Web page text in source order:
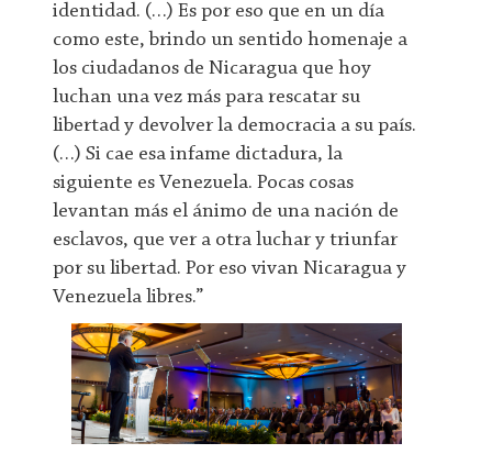
identidad. (…) Es por eso que en un día
como este, brindo un sentido homenaje a
los ciudadanos de Nicaragua que hoy
luchan una vez más para rescatar su
libertad y devolver la democracia a su país.
(…) Si cae esa infame dictadura, la
siguiente es Venezuela. Pocas cosas
levantan más el ánimo de una nación de
esclavos, que ver a otra luchar y triunfar
por su libertad. Por eso vivan Nicaragua y
Venezuela libres.”